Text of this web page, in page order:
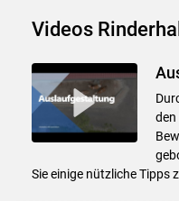
Videos
den
Sie einige nützliche Tipps